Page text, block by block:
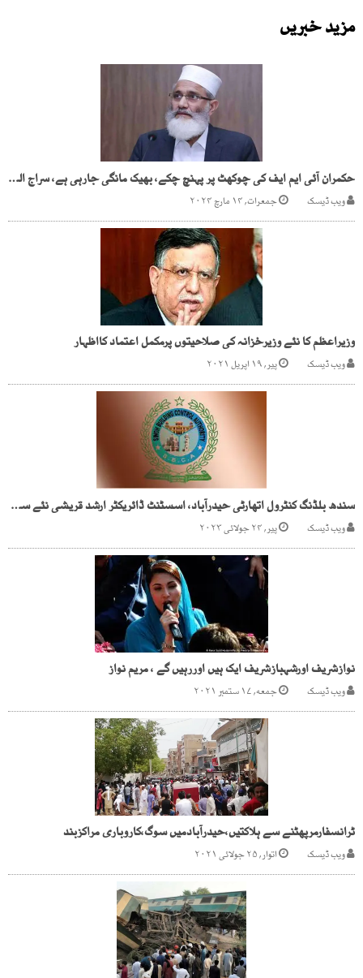
مزید خبریں
حکمران آئی ایم ایف کی چوکھٹ پر پہنچ چکے، بھیک مانگی جارہی ہے، سراج الحق
ویب ڈیسک جمعرات, ۱۴ مارچ ۲۰۲۴
وزیراعظم کا نئے وزیرخزانہ کی صلاحیتوں پرمکمل اعتماد کااظہار
ویب ڈیسک پیر, ۱۹ اپریل ۲۰۲۱
سندھ بلڈنگ کنٹرول اتھارٹی حیدرآباد، اسسٹنٹ ڈائریکٹر ارشد قریشی نئے سسٹم کا سرغنہ مقرر
ویب ڈیسک پیر, ۲۴ جولائی ۲۰۲۳
نوازشریف اورشہبازشریف ایک ہیں اوررہیں گے ، مریم نواز
ویب ڈیسک جمعه, ۱۷ ستمبر ۲۰۲۱
ٹرانسفارمرپھٹنے سے ہلاکتیں،حیدرآبادمیں سوگ،کاروباری مراکزبند
ویب ڈیسک اتوار, ۲۵ جولائی ۲۰۲۱